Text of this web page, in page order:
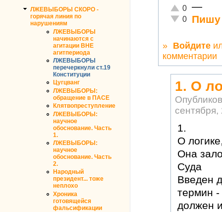
ЛЖЕВЫБОРЫ СКОРО -
горячая линия по
нарушениям
ЛЖЕВЫБОРЫ
начинаются с
агитации ВНЕ
агитпериода
ЛЖЕВЫБОРЫ
перечеркнули ст.19
Конституции
Цугцванг
ЛЖЕВЫБОРЫ:
обращение в ПАСЕ
Клятвопреступление
ЛЖЕВЫБОРЫ:
научное
обоснование. Часть
1.
ЛЖЕВЫБОРЫ:
научное
обоснование. Часть
2.
Народный
президент... тоже
неплохо
Хроника
готовящейся
фальсификации
Отлично!
0
Неадекватно!
0
—
Пишу
» Войдите
комментарии
1. О
1.
О
Она
Суда
Введен
термин -
должен